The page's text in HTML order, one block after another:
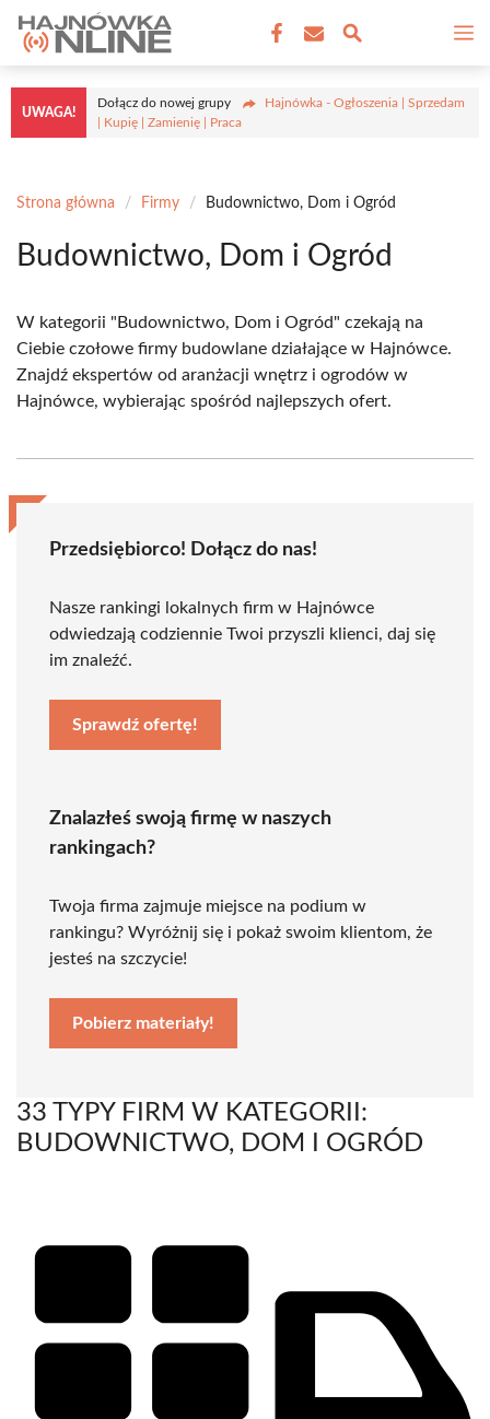
Przejdź
treści
UWAGA!
Dołącz do nowej grupy
Hajnówka - Ogłoszenia | Sprzedam
| Kupię | Zamienię | Praca
Strona główna / Firmy / Budownictwo, Dom i Ogród
Budownictwo, Dom i Ogród
W kategorii "Budownictwo, Dom i Ogród" czekają na
Ciebie czołowe firmy budowlane działające w Hajnówce.
Znajdź ekspertów od aranżacji wnętrz i ogrodów w
Hajnówce, wybierając spośród najlepszych ofert.
Przedsiębiorco! Dołącz do nas!
Nasze rankingi lokalnych firm w Hajnówce
odwiedzają codziennie Twoi przyszli klienci, daj się
im znaleźć.
Sprawdź ofertę!
Znalazłeś swoją firmę w naszych
rankingach?
Twoja firma zajmuje miejsce na podium w
rankingu? Wyróżnij się i pokaż swoim klientom, że
jesteś na szczycie!
Pobierz materiały!
33 TYPY FIRM W KATEGORII:
BUDOWNICTWO, DOM I OGRÓD